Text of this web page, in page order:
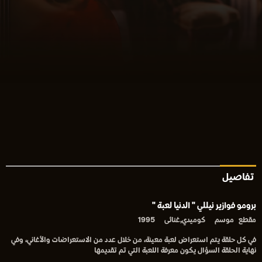
تفاصيل
برومو فوازير نيللي " الدنيا لعبة "
مقطع موسم كوميدي,غنائى 1995
في كل حلقة يتم استعراض لعبة معينة، من خلال عدد من الاستعراضات والأغاني، وفي
نهاية الحلقة السؤال يكون معرفة اللعبة التي تم تقديمها